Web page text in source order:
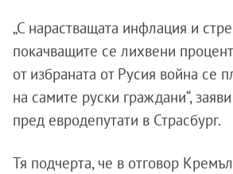
„С нарастващата инфлация и
покачващите се лихвени
от избраната от Русия война се
на самите руски граждани“,
пред евродепутати в Страсбург.
Тя подчерта, че в отговор Кремъл